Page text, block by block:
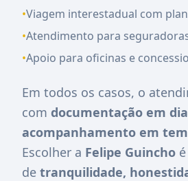
•Viagem interestadual com
•Atendimento para
•Apoio para oficinas e
Em todos os casos, o
com documentação em
acompanhamento em
Escolher a Felipe Guincho
de tranquilidade,